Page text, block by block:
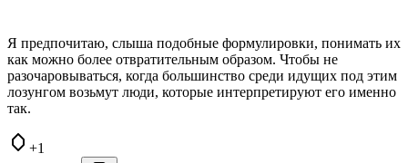
Я предпочитаю, слыша подобные формулировки, понимать их
как можно более отвратительным образом. Чтобы не
разочаровываться, когда большинство среди идущих под этим
лозунгом возьмут люди, которые интерпретируют его именно
так.
+1